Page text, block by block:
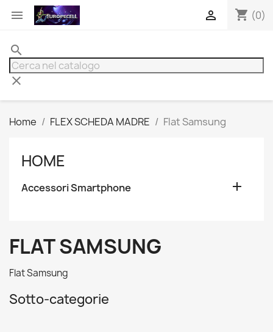
 shopping_cart (0)

search
clear
Home FLEX SCHEDA MADRE Flat Samsung
HOME
Accessori Smartphone 
FLAT SAMSUNG
Flat Samsung
Sotto-categorie